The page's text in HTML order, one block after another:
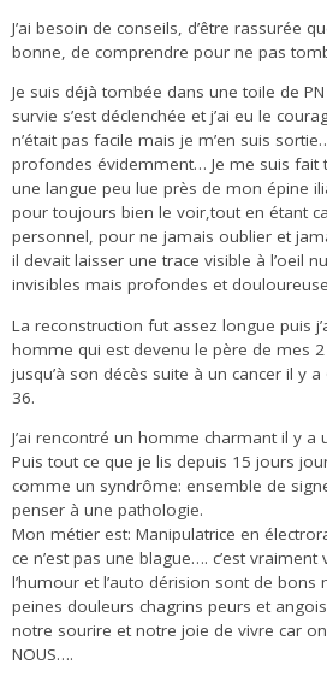
J’ai besoin de conseils, d’être rassurée
bonne, de comprendre pour ne pas
Je suis déjà tombée dans une toile de
survie s’est déclenchée et j’ai eu le
n’était pas facile mais je m’en suis
profondes évidemment… Je me suis fait
une langue peu lue près de mon épine
pour toujours bien le voir,tout en étant
personnel, pour ne jamais oublier et
il devait laisser une trace visible à l’oeil
invisibles mais profondes et
La reconstruction fut assez longue puis
homme qui est devenu le père de mes
jusqu’à son décès suite à un cancer il y
36.
J’ai rencontré un homme charmant il y
Puis tout ce que je lis depuis 15 jours
comme un syndrôme: ensemble de
penser à une pathologie.
Mon métier est: Manipulatrice en
ce n’est pas une blague…. c’est vraiment
l’humour et l’auto dérision sont de bons
peines douleurs chagrins peurs et
notre sourire et notre joie de vivre car
NOUS….